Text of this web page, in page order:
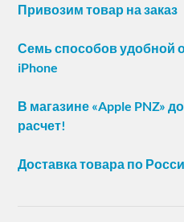
Привозим товар на заказ
Семь способов удобной
iPhone
В магазине «Apple PNZ»
расчет!
Доставка товара по